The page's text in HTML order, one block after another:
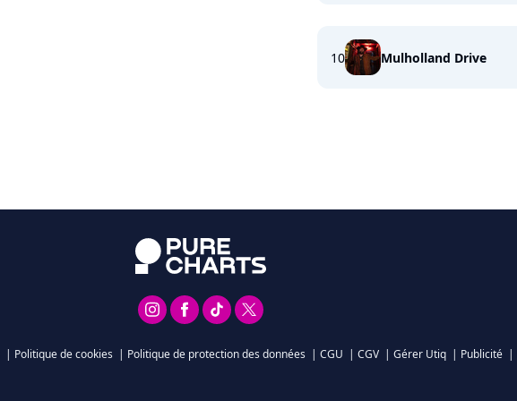
10 Mulholland Drive
| Politique de cookies | Politique de protection des données | CGU | CGV | Gérer Utiq | Publicité |